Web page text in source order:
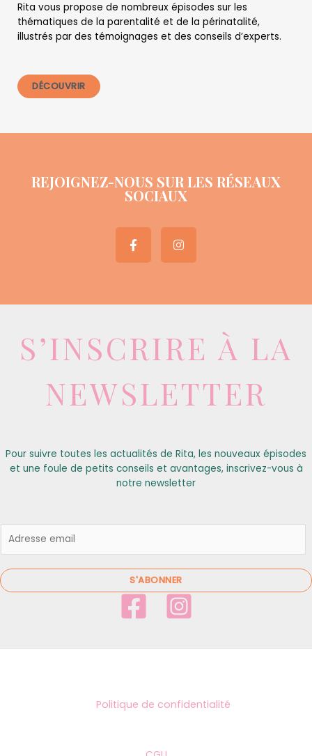
Rita vous propose de nombreux épisodes sur les
thématiques de la parentalité et de la périnatalité,
illustrés par des témoignages et des conseils d’experts.
DÉCOUVRIR
REJOIGNEZ-NOUS SUR LES RÉSEAUX
SOCIAUX
S’INSCRIRE À LA
NEWSLETTER
Pour suivre toutes les actualités de Rita, les nouveaux épisodes
et une foule de petits conseils et avantages, inscrivez-vous à
notre newsletter
m
i
l
S'ABONNER
Politique de confidentialité